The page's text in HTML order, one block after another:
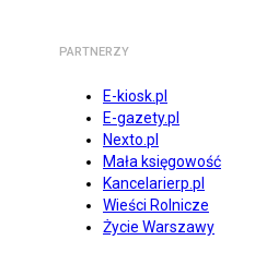
PARTNERZY
E-kiosk.pl
E-gazety.pl
Nexto.pl
Mała księgowość
Kancelarierp.pl
Wieści Rolnicze
Życie Warszawy